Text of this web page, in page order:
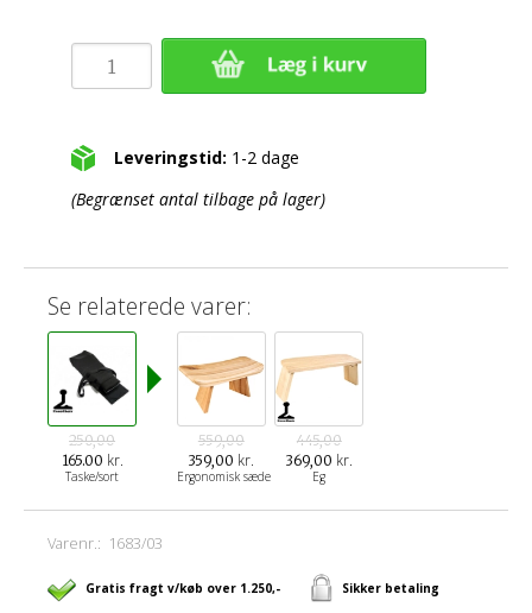
Leveringstid: 1-2 dage
(Begrænset antal tilbage på lager)
Se relaterede varer:
250,00
165.00 kr.
Taske/sort
559,00
359,00 kr.
Ergonomisk sæde
445,00
369,00 kr.
Eg
Varenr.: 1683/03
Gratis fragt v/køb over 1.250,- Sikker betaling